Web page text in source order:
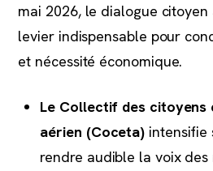
mai 2026, le dialogue
levier indispensable pour
et nécessité économique.
Le Collectif des citoyens
aérien (Coceta) intensifie
rendre audible la voix